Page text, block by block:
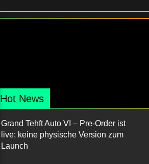
Hot News
Grand Tehft Auto VI – Pre-Order ist
live; keine physische Version zum
Launch